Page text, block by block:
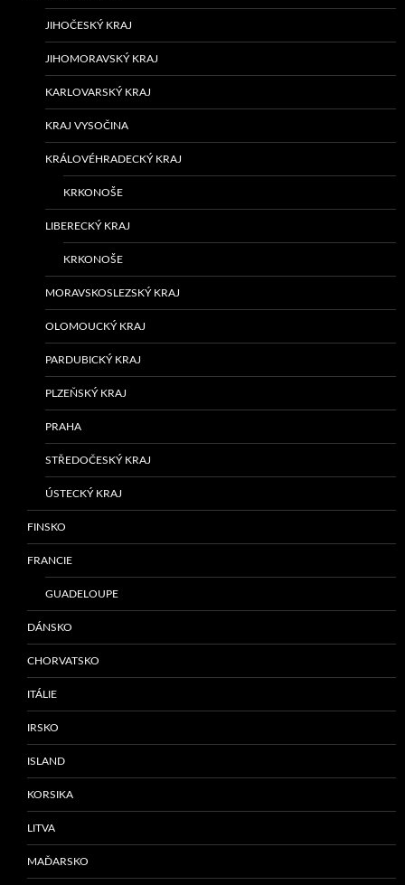
JIHOČESKÝ KRAJ
JIHOMORAVSKÝ KRAJ
KARLOVARSKÝ KRAJ
KRAJ VYSOČINA
KRÁLOVÉHRADECKÝ KRAJ
KRKONOŠE
LIBERECKÝ KRAJ
KRKONOŠE
MORAVSKOSLEZSKÝ KRAJ
OLOMOUCKÝ KRAJ
PARDUBICKÝ KRAJ
PLZEŇSKÝ KRAJ
PRAHA
STŘEDOČESKÝ KRAJ
ÚSTECKÝ KRAJ
FINSKO
FRANCIE
GUADELOUPE
DÁNSKO
CHORVATSKO
ITÁLIE
IRSKO
ISLAND
KORSIKA
LITVA
MAĎARSKO